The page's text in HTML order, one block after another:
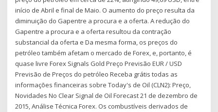
início de Abril e final de Maio. O aumento do preço resulta da
diminuição do Gapentre a procura e a oferta. A redução do
Gapentre a procura e a oferta resultou da contração
substancial da oferta e Da mesma forma, os preços do
petróleo também afetam o mercado de Forex, e, portanto, é
quase livre Forex Signals Gold Preço Previsão EUR / USD
Previsão de Preços do petróleo Receba grátis todas as
informações financeiras sobre Today's de Oil (CLN2): Preço,
Novidades No Clear Signal de Oil Forecast 21 de dezembro de
2015, Análise Técnica Forex. Os combustíveis derivados de